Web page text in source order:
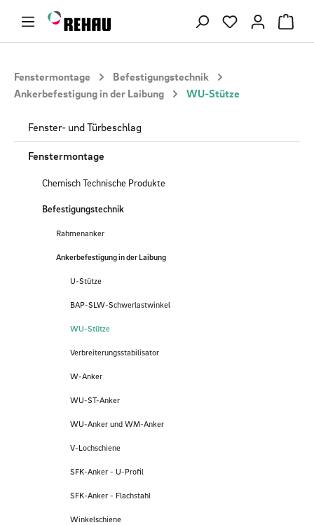
Zum Hauptinhalt springen Du hast 0
Fenstermontage
Befestigungstechnik
Ankerbefestigung in der Laibung
WU-Stütze
Fenster- und Türbeschlag
Fenstermontage
Chemisch Technische Produkte
Befestigungstechnik
Rahmenanker
Ankerbefestigung in der Laibung
U-Stütze
BAP-SLW-Schwerlastwinkel
WU-Stütze
Verbreiterungsstabilisator
W-Anker
WU-ST-Anker
WU-Anker und WM-Anker
V-Lochschiene
SFK-Anker - U-Profil
SFK-Anker - Flachstahl
Winkelschiene